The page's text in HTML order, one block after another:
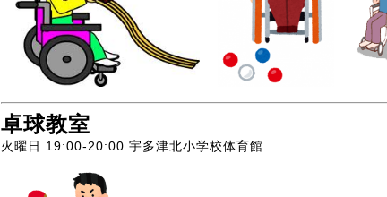
卓球教室
火曜日 19:00-20:00 宇多津北小学校体育館